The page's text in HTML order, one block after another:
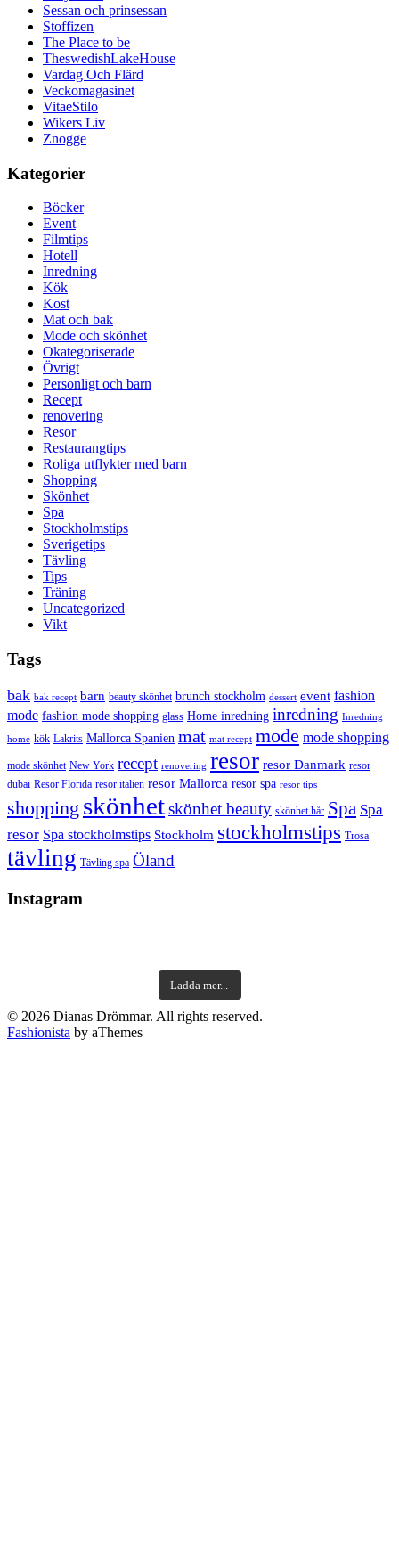
Sessan och prinsessan
Stoffizen
The Place to be
TheswedishLakeHouse
Vardag Och Flärd
Veckomagasinet
VitaeStilo
Wikers Liv
Znogge
Kategorier
Böcker
Event
Filmtips
Hotell
Inredning
Kök
Kost
Mat och bak
Mode och skönhet
Okategoriserade
Övrigt
Personligt och barn
Recept
renovering
Resor
Restaurangtips
Roliga utflykter med barn
Shopping
Skönhet
Spa
Stockholmstips
Sverigetips
Tävling
Tips
Träning
Uncategorized
Vikt
Tags
bak bak recept barn beauty skönhet brunch stockholm dessert event fashion
mode fashion mode shopping glass Home inredning inredning Inredning
home kök Lakrits Mallorca Spanien mat mat recept mode mode shopping
mode skönhet New York recept renovering resor resor Danmark resor
dubai Resor Florida resor italien resor Mallorca resor spa resor tips
shopping skönhetskönhet beauty skönhet hår Spa Spa
resor Spa stockholmstips Stockholm stockholmstips Trosa
tävling Tävling spa Öland
Instagram
Ladda mer...
© 2026 Dianas Drömmar. All rights reserved.
Fashionista by aThemes